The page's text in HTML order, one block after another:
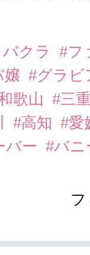
クラ
#フ
嬢 #グラ
歌山
#三
#高知 #愛
バー #バ